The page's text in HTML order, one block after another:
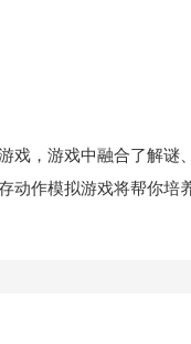
，游戏中融合了解谜
动作模拟游戏将帮你培